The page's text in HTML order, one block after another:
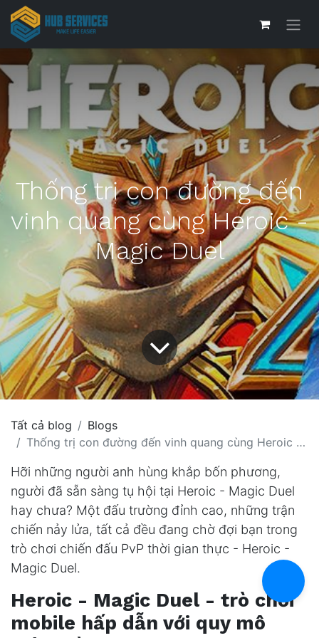
Thống trị con đường đến
vinh quang cùng Heroic -
Magic Duel
Tất cả blog
Blogs
Thống trị con đường đến vinh quang cùng Heroic - Magic Duel
Hỡi những người anh hùng khắp bốn phương,
người đã sẵn sàng tụ hội tại Heroic - Magic Duel
hay chưa? Một đấu trường đỉnh cao, những trận
chiến nảy lửa, tất cả đều đang chờ đợi bạn trong
trò chơi chiến đấu PvP thời gian thực - Heroic -
Magic Duel.
Heroic - Magic Duel - trò chơi
mobile hấp dẫn với quy mô